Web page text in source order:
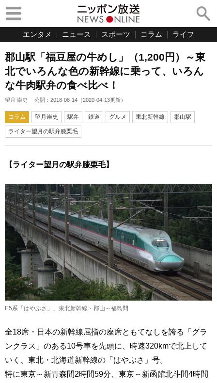
エンタメ ニュース スポーツ コラム ライフ
郡山駅「福豆屋の牛めし」（1,200円）～東
北でいろんな色の新幹線に乗って、いろん
な牛肉駅弁の食べ比べ！
望月 崇史 公開： 2018-08-14 （2020-04-13更新）
コラム 望月崇史 駅弁 鉄道 グルメ 東北新幹線 郡山駅
ライター望月の駅弁膝栗毛
【ライター望月の駅弁膝栗毛】
E5系「はやぶさ」、東北新幹線・郡山～福島間
全18席・日本の新幹線屈指の座席ともてなしを誇る「グラ
ンクラス」のある10号車を先頭に、時速320kmで北上して
いく、東北・北海道新幹線の「はやぶさ」号。
特に東京～新青森間2時間59分、東京～新函館北斗間4時間